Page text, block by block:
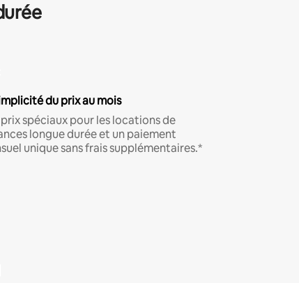
du prix au mois
prix spéciaux pour les locations de
longue durée et un paiement
unique sans frais supplémentaires.*